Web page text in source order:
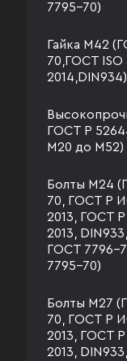
7795-70)
Гайка М42
70,ГОСТ ISO
2014,DIN934)
ГОСТ Р
М20 до М52)
Болты М24
70, ГОСТ Р
2013, ГОСТ
2013, DIN933,
ГОСТ 7796-
7795-70)
Болты М27
70, ГОСТ Р
2013, ГОСТ
2013, DIN933,
7798-
под
В